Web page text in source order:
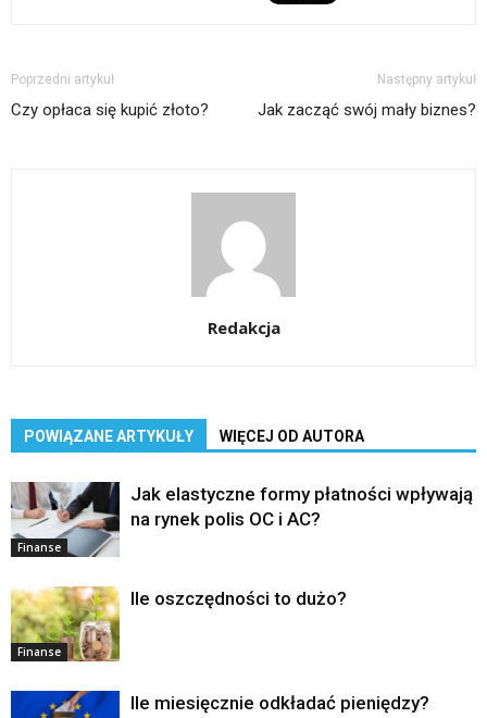
Poprzedni artykuł
Czy opłaca się kupić złoto?
Następny artykuł
Jak zacząć swój mały biznes?
Redakcja
POWIĄZANE ARTYKUŁY WIĘCEJ OD AUTORA
Finanse
Jak elastyczne formy płatności wpływają
na rynek polis OC i AC?
Finanse
Ile oszczędności to dużo?
Ile miesięcznie odkładać pieniędzy?